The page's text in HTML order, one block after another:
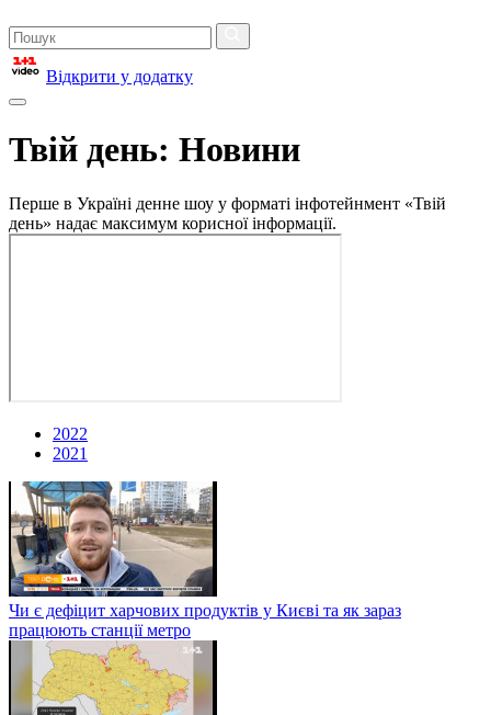
Відкрити у додатку
Твій день: Новини
Перше в Україні денне шоу у форматі інфотейнмент «Твій
день» надає максимум корисної інформації.
2022
2021
Чи є дефіцит харчових продуктів у Києві та як зараз
працюють станції метро